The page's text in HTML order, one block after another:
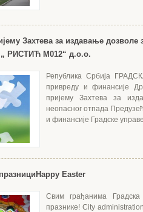
Захтева за издавање дозволе
„ РИСТИЋ М012“ д.о.о.
Република Србија
привреду и финансије
пријему Захтева за
неопасног отпада
и финансије Градске
Happy Easter
Свим грађанима
празнике! City